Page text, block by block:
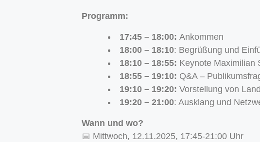
Programm:
17:45 – 18:00: Ankommen
18:00 – 18:10: Begrüßung und
18:10 – 18:55: Keynote Maximilian
18:55 – 19:10: Q&A –
19:10 – 19:20: Vorstellung von
19:20 – 21:00: Ausklang und
Wann und wo?
📅 Mittwoch, 12.11.2025, 17:45-21:00 Uhr